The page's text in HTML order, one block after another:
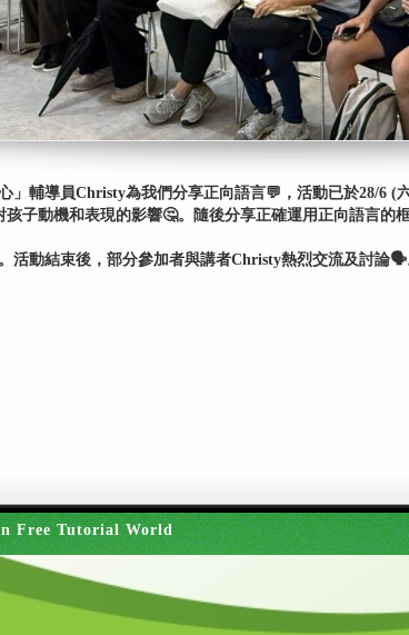
」輔導員Christy為我們分享正向語言💬，活動已於28/6
孩子動機和表現的影響🤔。隨後分享正確運用正向語言
活動結束後，部分參加者與講者Christy熱烈交流及討論
Free Tutorial World